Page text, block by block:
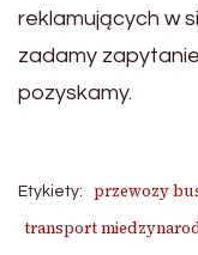
reklamujących w
zadamy
pozyskamy.
Etykiety: przewozy
transport